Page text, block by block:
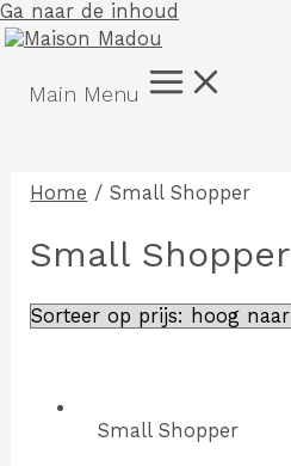
Ga naar de inhoud
Main Menu
Home / Small Shopper
Small Shopper
Small Shopper